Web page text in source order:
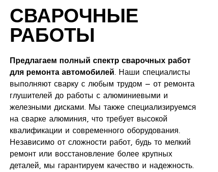
СВАРОЧНЫЕ
РАБОТЫ
Предлагаем полный спектр сварочных работ
для ремонта автомобилей. Наши специалисты
выполняют сварку с любым трудом – от ремонта
глушителей до работы с алюминиевыми и
железными дисками. Мы также специализируемся
на сварке алюминия, что требует высокой
квалификации и современного оборудования.
Независимо от сложности работ, будь то мелкий
ремонт или восстановление более крупных
деталей, мы гарантируем качество и надежность.